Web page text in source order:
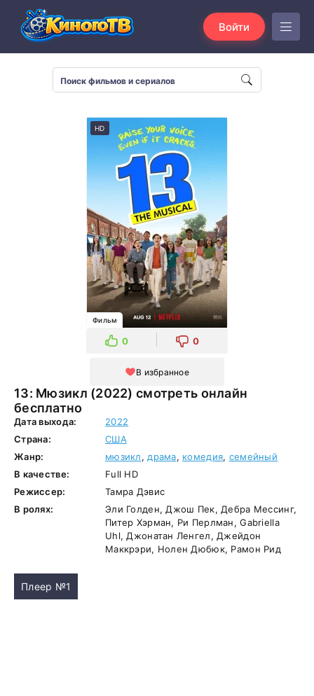
Войти
13: Мюзикл (2022) смотреть онлайн
бесплатно
HD
Фильм
0 0
В избранное
Дата выхода:
2022
Страна:
США
Жанр:
мюзикл, драма, комедия, семейный
В качестве:
Full HD
Режиссер:
Тамра Дэвис
В ролях:
Эли Голден, Джош Пек, Дебра Мессинг,
Питер Хэрман, Ри Перлман, Gabriella
Uhl, Джонатан Ленгел, Джейдон
Маккрэри, Нолен Дюбюк, Рамон Рид
Плеер №1